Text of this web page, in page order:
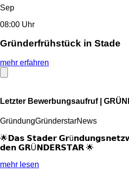
Sep
08:00 Uhr
Gründerfrühstück in Stade
mehr erfahren
Letzter Bewerbungsaufruf |
GründungGründerstarNews
🌟𝗗𝗮𝘀 𝗦𝘁𝗮𝗱𝗲𝗿
𝗱𝗲𝗻 𝗚𝗥Ü𝗡𝗗𝗘𝗥𝗦𝗧𝗔𝗥 🌟
mehr lesen